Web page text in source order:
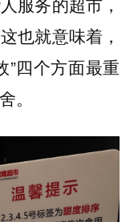
也就意味着，
”四个方面最重
。